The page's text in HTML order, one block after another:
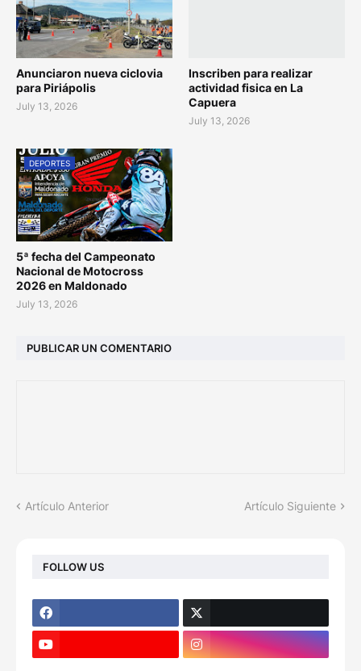
Anunciaron nueva ciclovia
para Piriápolis
July 13, 2026
Inscriben para realizar
actividad fisica en La
Capuera
July 13, 2026
DEPORTES
5ª fecha del Campeonato
Nacional de Motocross
2026 en Maldonado
July 13, 2026
PUBLICAR UN COMENTARIO
Artículo Anterior Artículo Siguiente
FOLLOW US